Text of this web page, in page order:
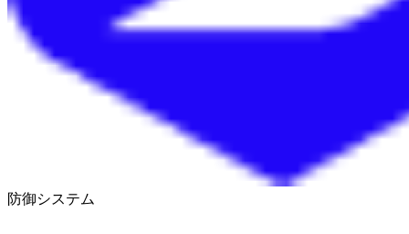
防御システム